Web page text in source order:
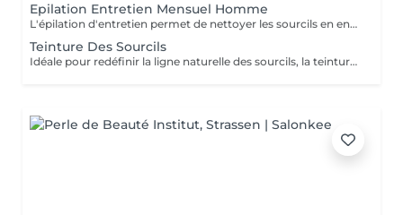
Epilation Entretien Mensuel Homme
L'épilation d'entretien permet de nettoyer les sourcils en entretien et de conserver ainsi leur ligne. Au-delà de deux mois sans entretien à l'atelier du sourcil, il faudra refaire une restructuration pour redessiner à nouveau la ligne du sourcil.
Teinture Des Sourcils
Idéale pour redéfinir la ligne naturelle des sourcils, la teinture permet d'intensifier et sublimer le regard. Parfois clairsemés, en manque de densité ou simplement endommagés par de trop régulières épilations, les sourcils peuvent avoir besoin d'être travaillés pour intensifier la teinte du poil ou masquer les sourcils blancs ou grisonnants.